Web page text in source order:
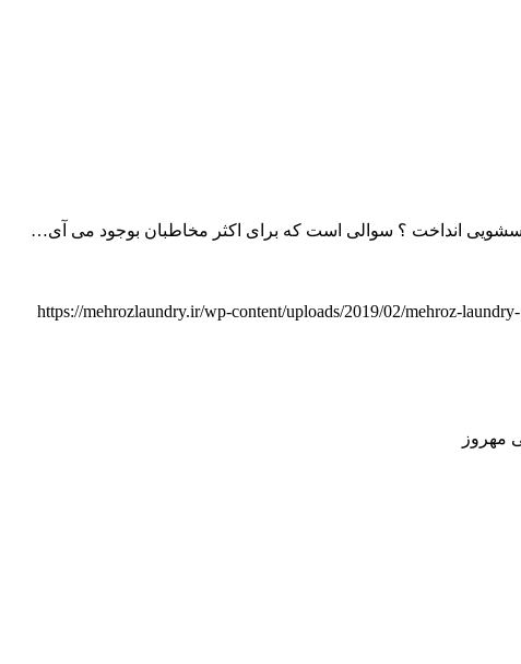
https://mehrozlaundry.ir/wp-content/uploads/2019/02/mehroz-laundry-